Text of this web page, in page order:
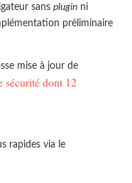
sansplugin ni
préliminaire
mise à jour de
sécurité dont 12
rapides via le